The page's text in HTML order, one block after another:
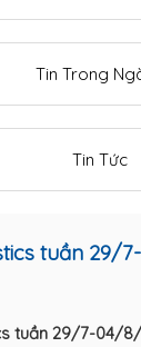
Tin Trong
Tin Tức
tuần 29/
tuần 29/7-04/